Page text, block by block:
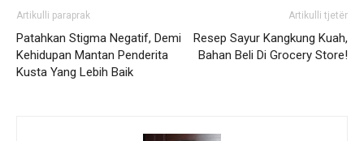
Artikulli paraprak
Patahkan Stigma Negatif, Demi
Kehidupan Mantan Penderita
Kusta Yang Lebih Baik
Artikulli tjetër
Resep Sayur Kangkung Kuah,
Bahan Beli Di Grocery Store!